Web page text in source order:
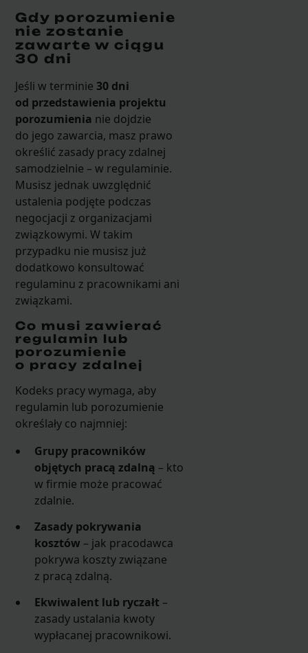
Gdy porozumienie
nie zostanie
zawarte w ciągu
30 dni
Jeśli w terminie 30 dni
od przedstawienia projektu
porozumienia nie dojdzie
do jego zawarcia, masz prawo
określić zasady pracy zdalnej
samodzielnie – w regulaminie.
Musisz jednak uwzględnić
ustalenia podjęte podczas
negocjacji z organizacjami
związkowymi. W takim
przypadku nie musisz już
dodatkowo konsultować
regulaminu z pracownikami ani
związkami.
Co musi zawierać
regulamin lub
porozumienie
o pracy zdalnej
Kodeks pracy wymaga, aby
regulamin lub porozumienie
określały co najmniej:
Grupy pracowników
objętych pracą zdalną – kto
w firmie może pracować
zdalnie.
Zasady pokrywania
kosztów – jak pracodawca
pokrywa koszty związane
z pracą zdalną.
Ekwiwalent lub ryczałt –
zasady ustalania kwoty
wypłacanej pracownikowi.